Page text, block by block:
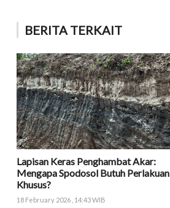
BERITA TERKAIT
Lapisan Keras Penghambat Akar:
Mengapa Spodosol Butuh Perlakuan
Khusus?
18 February 2026 , 14:43 WIB